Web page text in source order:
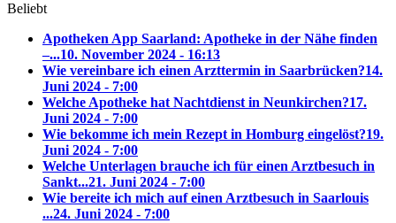
Beliebt
Apotheken App Saarland: Apotheke in der Nähe finden
–...10. November 2024 - 16:13
Wie vereinbare ich einen Arzttermin in Saarbrücken?14.
Juni 2024 - 7:00
Welche Apotheke hat Nachtdienst in Neunkirchen?17.
Juni 2024 - 7:00
Wie bekomme ich mein Rezept in Homburg eingelöst?19.
Juni 2024 - 7:00
Welche Unterlagen brauche ich für einen Arztbesuch in
Sankt...21. Juni 2024 - 7:00
Wie bereite ich mich auf einen Arztbesuch in Saarlouis
...24. Juni 2024 - 7:00